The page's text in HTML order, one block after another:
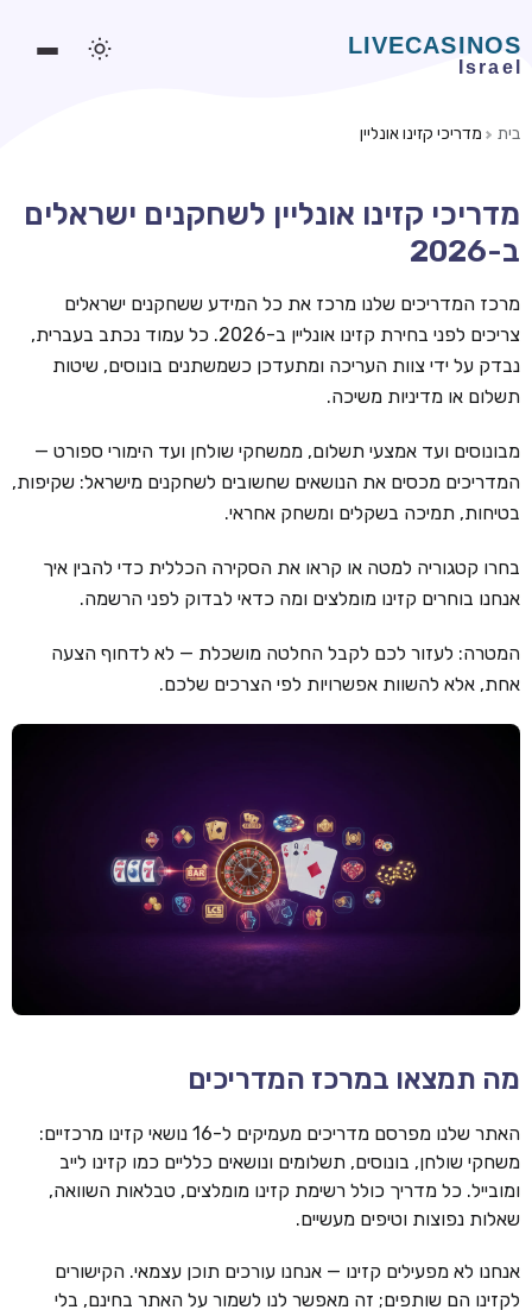
משחקים חינמיים
סלוטים אונליין
מדריכי קזינו
מונדיאל 2026 הימורים
בלאקג'ק אונליין
בקרה אונליין
וידאו פוקר
קזינו קריפטו
טורנירי קזינו
מדריכים
בית מדריכי קזינו אונליין
מדריכי קזינו אונליין לשחקנים ישראלים
ב-2026
מרכז המדריכים שלנו מרכז את כל המידע ששחקנים ישראלים
צריכים לפני בחירת קזינו אונליין ב-2026. כל עמוד נכתב בעברית,
נבדק על ידי צוות העריכה ומתעדכן כשמשתנים בונוסים, שיטות
תשלום או מדיניות משיכה.
מבונוסים ועד אמצעי תשלום, ממשחקי שולחן ועד הימורי ספורט —
המדריכים מכסים את הנושאים שחשובים לשחקנים מישראל: שקיפות,
בטיחות, תמיכה בשקלים ומשחק אחראי.
בחרו קטגוריה למטה או קראו את הסקירה הכללית כדי להבין איך
אנחנו בוחרים קזינו מומלצים ומה כדאי לבדוק לפני הרשמה.
המטרה: לעזור לכם לקבל החלטה מושכלת — לא לדחוף הצעה
אחת, אלא להשוות אפשרויות לפי הצרכים שלכם.
מה תמצאו במרכז המדריכים
האתר שלנו מפרסם מדריכים מעמיקים ל-16 נושאי קזינו מרכזיים:
משחקי שולחן, בונוסים, תשלומים ונושאים כלליים כמו קזינו לייב
ומובייל. כל מדריך כולל רשימת קזינו מומלצים, טבלאות השוואה,
שאלות נפוצות וטיפים מעשיים.
אנחנו לא מפעילים קזינו — אנחנו עורכים תוכן עצמאי. הקישורים
לקזינו הם שותפים; זה מאפשר לנו לשמור על האתר בחינם, בלי